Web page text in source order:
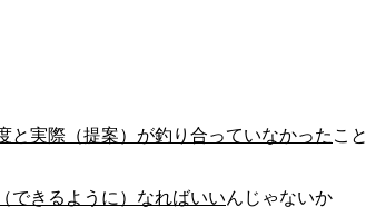
と実際（提案）が釣り合っていなかった こと
できるように）なればいいんじゃないか